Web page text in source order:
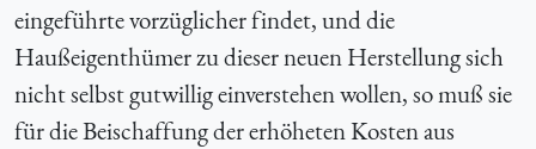
eingeführte vorzüglicher findet, und die
Haußeigenthümer zu dieser neuen Herstellung sich
nicht selbst gutwillig einverstehen wollen, so muß sie
für die Beischaffung der erhöheten Kosten aus